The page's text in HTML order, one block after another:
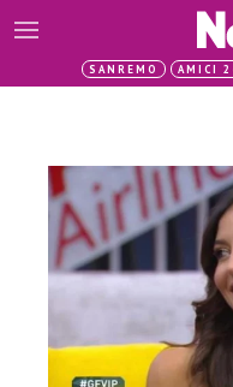
SANREMO AMICI